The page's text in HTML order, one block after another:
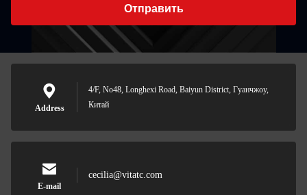
Отправить
Address
4/F, No48, Longhexi Road, Baiyun District, Гуанчжоу,
Китай
E-mail
cecilia@vitatc.com